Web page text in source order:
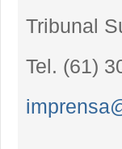
Tribunal
Tel. (61)